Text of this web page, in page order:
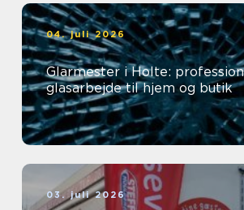
04. juli 2026
Glarmester i Holte:
glasarbejde til hjem og butik
03. juli 2026